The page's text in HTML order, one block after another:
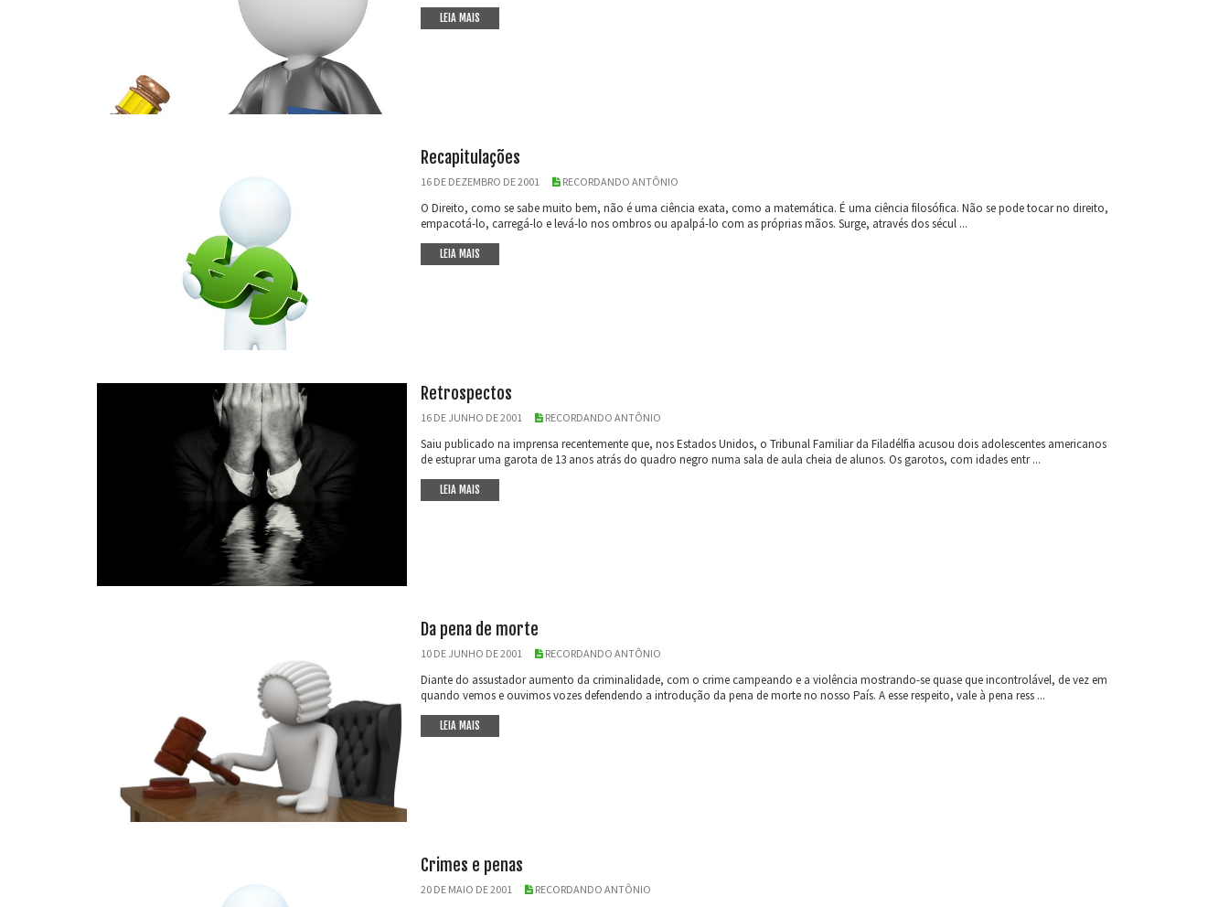
LEIA MAIS
Recapitulações
16 DE DEZEMBRO DE 2001 RECORDANDO ANTÔNIO
O Direito, como se sabe muito bem, não é uma ciência exata, como a matemática. É uma ciência filosófica. Não se pode tocar no direito,
empacotá-lo, carregá-lo e levá-lo nos ombros ou apalpá-lo com as próprias mãos. Surge, através dos sécul ...
LEIA MAIS
Retrospectos
16 DE JUNHO DE 2001 RECORDANDO ANTÔNIO
Saiu publicado na imprensa recentemente que, nos Estados Unidos, o Tribunal Familiar da Filadélfia acusou dois adolescentes americanos
de estuprar uma garota de 13 anos atrás do quadro negro numa sala de aula cheia de alunos. Os garotos, com idades entr ...
LEIA MAIS
Da pena de morte
10 DE JUNHO DE 2001 RECORDANDO ANTÔNIO
Diante do assustador aumento da criminalidade, com o crime campeando e a violência mostrando-se quase que incontrolável, de vez em
quando vemos e ouvimos vozes defendendo a introdução da pena de morte no nosso País. A esse respeito, vale à pena ress ...
LEIA MAIS
Crimes e penas
20 DE MAIO DE 2001 RECORDANDO ANTÔNIO